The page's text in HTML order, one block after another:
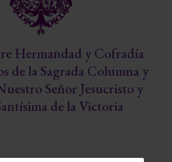
Hermandad y Cofradía
de la Sagrada Columna y
Señor Jesucristo y
de la Victoria